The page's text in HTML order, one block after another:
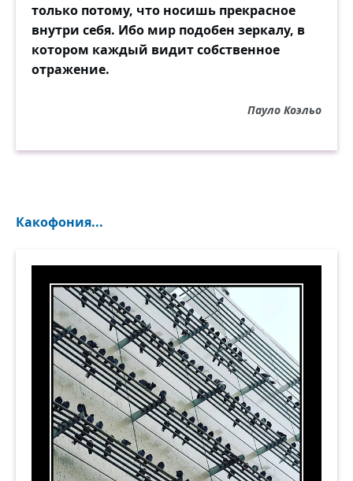
только потому, что носишь прекрасное
внутри себя. Ибо мир подобен зеркалу, в
котором каждый видит собственное
отражение.
Пауло Коэльо
Какофония...